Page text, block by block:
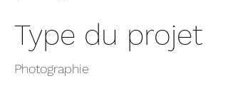
Type du projet
Photographie